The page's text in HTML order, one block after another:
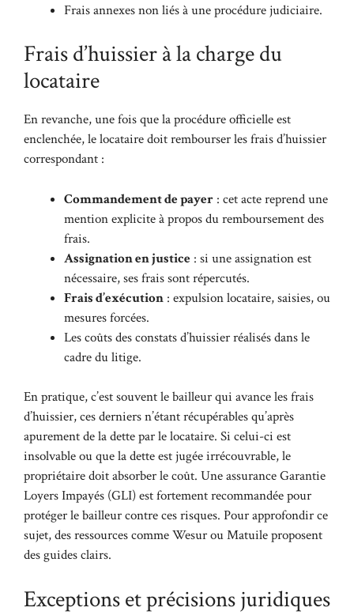
Frais annexes non liés à une procédure judiciaire.
Frais d’huissier à la charge du
locataire
En revanche, une fois que la procédure officielle est
enclenchée, le locataire doit rembourser les frais d’huissier
correspondant :
Commandement de payer : cet acte reprend une
mention explicite à propos du remboursement des
frais.
Assignation en justice : si une assignation est
nécessaire, ses frais sont répercutés.
Frais d’exécution : expulsion locataire, saisies, ou
mesures forcées.
Les coûts des constats d’huissier réalisés dans le
cadre du litige.
En pratique, c’est souvent le bailleur qui avance les frais
d’huissier, ces derniers n’étant récupérables qu’après
apurement de la dette par le locataire. Si celui-ci est
insolvable ou que la dette est jugée irrécouvrable, le
propriétaire doit absorber le coût. Une assurance Garantie
Loyers Impayés (GLI) est fortement recommandée pour
protéger le bailleur contre ces risques. Pour approfondir ce
sujet, des ressources commeWesurouMatuileproposent
des guides clairs.
Exceptions et précisions juridiques